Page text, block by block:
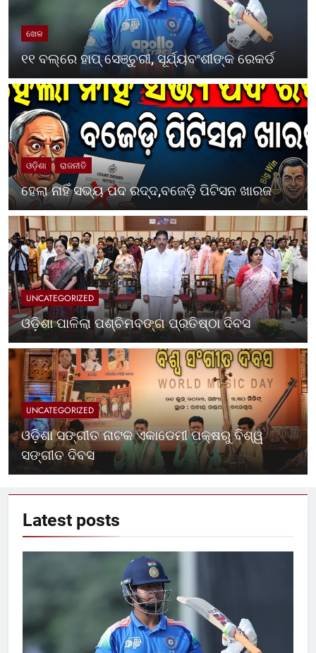
ଖେଳ
୧୧ ବଲ୍‌ରେ ହାପ୍ ସେଞ୍ଚୁରୀ, ସୂର୍ଯ୍ୟବଂଶୀଙ୍କ ରେକର୍ଡ
ଓଡ଼ିଶା ରାଜନୀତି
ହେଲା ନାହିଁ ସଭ୍ୟ ପଦ ରଦ୍ଦ,ବଜେଡ଼ି ପିଟିସନ ଖାରଜ
UNCATEGORIZED
ଓଡ଼ିଶା ପାଳିଲା ପଶ୍ଚିମବଙ୍ଗ ପ୍ରତିଷ୍ଠା ଦିବସ
UNCATEGORIZED
ଓଡ଼ିଶା ସଙ୍ଗୀତ ନାଟକ ଏକାଡେମୀ ପକ୍ଷରୁ ବିଶ୍ୱ
ସଙ୍ଗୀତ ଦିବସ
Latest posts